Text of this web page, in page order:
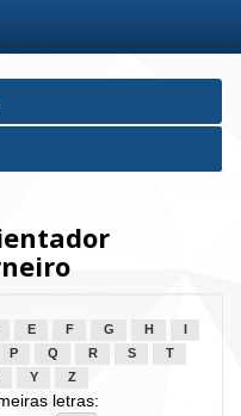
E F G H
P Q R S
T
Y Z
letras: